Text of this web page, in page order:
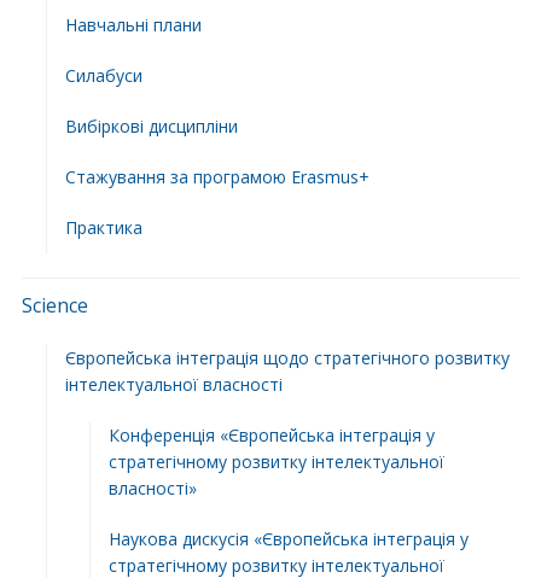
Навчальні плани
Силабуси
Вибіркові дисципліни
Стажування за програмою Erasmus+
Практика
Science
Європейська інтеграція щодо стратегічного розвитку
інтелектуальної власності
Конференція «Європейська інтеграція у
стратегічному розвитку інтелектуальної
власності»
Наукова дискусія «Європейська інтеграція у
стратегічному розвитку інтелектуальної